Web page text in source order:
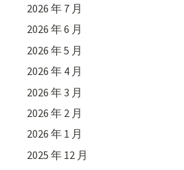
2026 年 7 月
2026 年 6 月
2026 年 5 月
2026 年 4 月
2026 年 3 月
2026 年 2 月
2026 年 1 月
2025 年 12 月